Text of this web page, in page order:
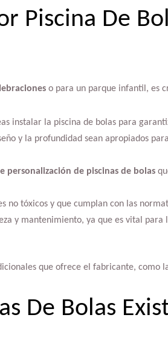
Piscina De
o para un parque infantil, es
instalar la piscina de bolas para
y la profundidad sean apropiados
personalización de piscinas de bolas
no tóxicos y que cumplan con las
y mantenimiento, ya que es vital para
que ofrece el fabricante, como
De Bolas